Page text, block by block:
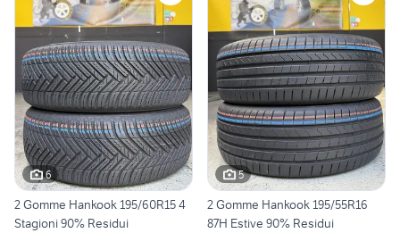
6
2 Gomme Hankook 195/60R15 4
Stagioni 90% Residui
5
2 Gomme Hankook 195/55R16
87H Estive 90% Residui